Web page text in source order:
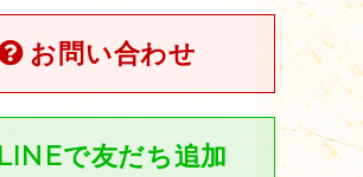
お問い合わせ
LINEで友だち追加